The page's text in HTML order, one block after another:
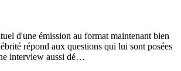
d'une émission au format maintenant bien
répond aux questions qui lui sont posées
interview aussi dé…